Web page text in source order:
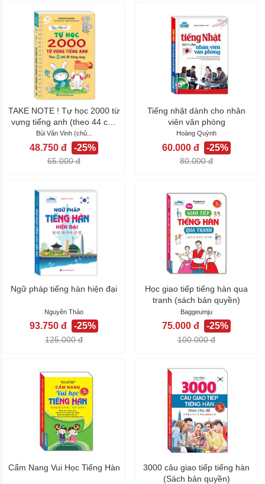
TAKE NOTE ! Tự học 2000 từ
vựng tiếng anh (theo 44 chủ
đề...
Bùi Văn Vinh (chủ...
48.750 đ -25%
65.000 đ
Tiếng nhật dành cho nhân
viên văn phòng
Hoàng Quỳnh
60.000 đ -25%
80.000 đ
Ngữ pháp tiếng hàn hiện đại
Nguyên Thảo
93.750 đ -25%
125.000 đ
Học giao tiếp tiếng hàn qua
tranh (sách bản quyền)
Baggeumju
75.000 đ -25%
100.000 đ
Cẩm Nang Vui Học Tiếng Hàn
3000 câu giao tiếp tiếng hàn
(Sách bản quyền)